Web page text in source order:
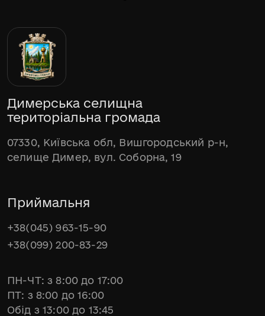
Димерська селищна
територіальна громада
07330, Київська обл, Вишгородський р-н,
селище Димер, вул. Соборна, 19
Приймальня
+38(045) 963-15-90
+38(099) 200-83-29
ПН-ЧТ: з 8:00 до 17:00
ПТ: з 8:00 до 16:00
Обід з 13:00 до 13:45